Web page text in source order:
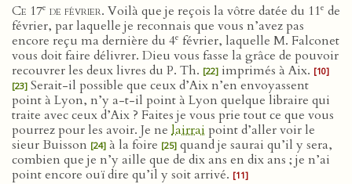
Ce 17e de février. Voilà que je reçois la vôtre datée du 11e de
février, par laquelle je reconnais que vous n’avez pas
encore reçu ma dernière du 4e février, laquelle M. Falconet
vous doit faire délivrer. Dieu vous fasse la grâce de pouvoir
recouvrer les deux livres du P. Th. [22] imprimés à Aix. [10]
[23] Serait-il possible que ceux d’Aix n’en envoyassent
point à Lyon, n’y a-t-il point à Lyon quelque libraire qui
traite avec ceux d’Aix ? Faites je vous prie tout ce que vous
pourrez pour les avoir. Je ne lairrai point d’aller voir le
sieur Buisson [24] à la foire [25] quand je saurai qu’il y sera,
combien que je n’y aille que de dix ans en dix ans ; je n’ai
point encore ouï dire qu’il y soit arrivé. [11]